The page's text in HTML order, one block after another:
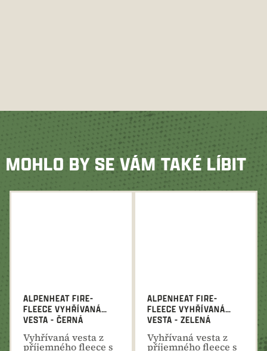
MOHLO BY SE VÁM TAKÉ LÍBIT
ALPENHEAT FIRE-
FLEECE VYHŘÍVANÁ
VESTA - ČERNÁ
Vyhřívaná vesta z
příjemného fleece s
ALPENHEAT FIRE-
FLEECE VYHŘÍVANÁ
VESTA - ZELENÁ
Vyhřívaná vesta z
příjemného fleece s